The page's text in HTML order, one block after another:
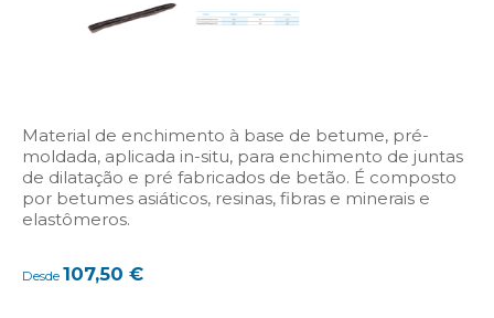
Material de enchimento à base de betume, pré-
moldada, aplicada in-situ, para enchimento de juntas
de dilatação e pré fabricados de betão. É composto
por betumes asiáticos, resinas, fibras e minerais e
elastômeros.
Desde 107,50 €